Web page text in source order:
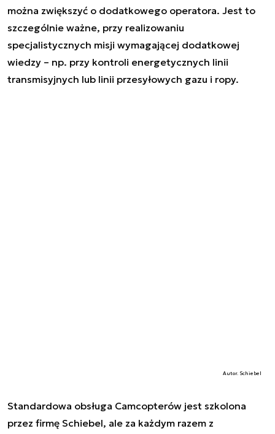
można zwiększyć o dodatkowego operatora. Jest to
szczególnie ważne, przy realizowaniu
specjalistycznych misji wymagającej dodatkowej
wiedzy – np. przy kontroli energetycznych linii
transmisyjnych lub linii przesyłowych gazu i ropy.
Autor. Schiebel
Standardowa obsługa Camcopterów jest szkolona
przez firmę Schiebel, ale za każdym razem z